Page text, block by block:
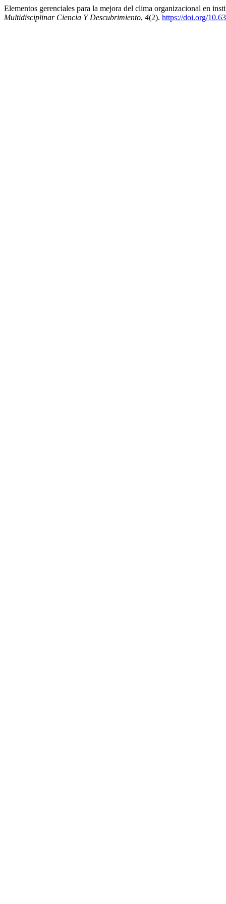
Elementos gerenciales para la mejora del clima organizacional en
Multidisciplinar Ciencia Y Descubrimiento, 4(2). https://doi.org/